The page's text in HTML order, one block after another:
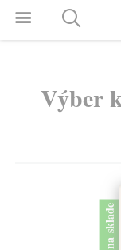
Výber
na sklade